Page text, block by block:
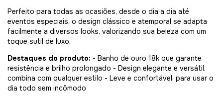
Perfeito para todas as ocasiões, desde o dia a dia até
eventos especiais, o design clássico e atemporal se adapta
facilmente a diversos looks, valorizando sua beleza com um
toque sutil de luxo.
Destaques do produto: - Banho de ouro 18k que garante
resistência e brilho prolongado - Design elegante e versátil,
combina com qualquer estilo - Leve e confortável, para usar o
dia todo sem incômodo